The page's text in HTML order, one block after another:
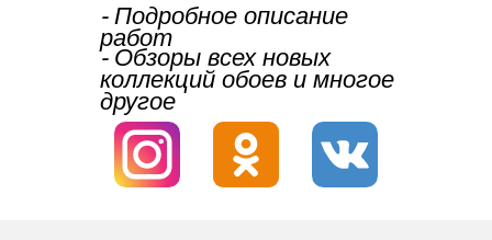
⁃ Обзоры всех новых
коллекций обоев и многое
другое
⁃ Подробное описание
работ